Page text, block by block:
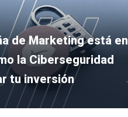
de Marketing está en
la Ciberseguridad
tu inversión